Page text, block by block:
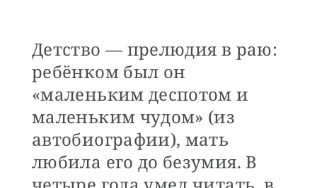
Детство — прелюдия в раю:
ребёнком был он
«маленьким деспотом и
маленьким чудом» (из
автобиографии), мать
любила его до безумия. В